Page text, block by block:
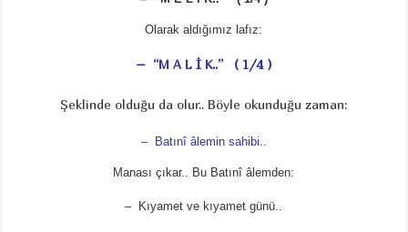
Olarak aldığımız lafız:
– “M A L İ K..” ( 1/4 )
Şeklinde olduğu da olur.. Böyle okunduğu zaman:
– Batınî âlemin sahibi..
Manası çıkar.. Bu Batınî âlemden:
– Kıyamet ve kıyamet günü..